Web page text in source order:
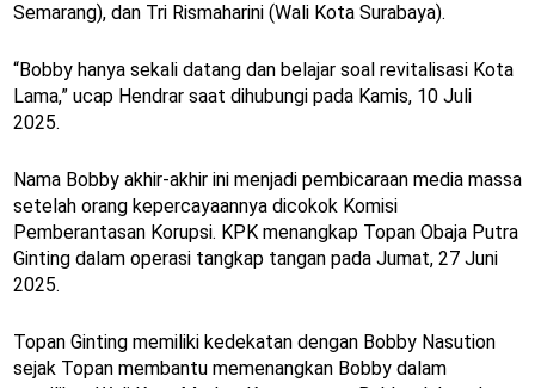
Semarang), dan Tri Rismaharini (Wali Kota Surabaya).
“Bobby hanya sekali datang dan belajar soal revitalisasi Kota
Lama,” ucap Hendrar saat dihubungi pada Kamis, 10 Juli
2025.
Nama Bobby akhir-akhir ini menjadi pembicaraan media massa
setelah orang kepercayaannya dicokok Komisi
Pemberantasan Korupsi. KPK menangkap Topan Obaja Putra
Ginting dalam operasi tangkap tangan pada Jumat, 27 Juni
2025.
Topan Ginting memiliki kedekatan dengan Bobby Nasution
sejak Topan membantu memenangkan Bobby dalam